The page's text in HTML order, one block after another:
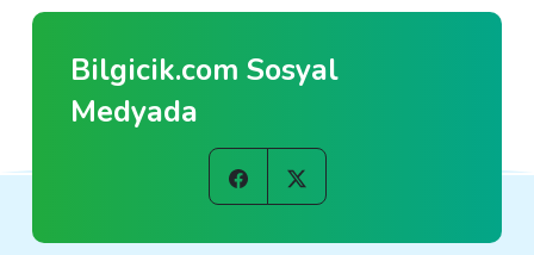
Bilgicik.com Sosyal
Medyada